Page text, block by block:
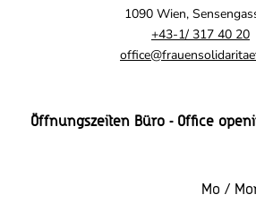
1090 Wien,
+43-1/ 317 40 20
Öffnungszeiten Büro - Office
Mo /